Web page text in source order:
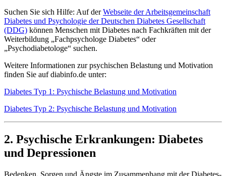
Suchen Sie sich Hilfe: Auf derWebseite der Arbeitsgemeinschaft
Diabetes und Psychologie der Deutschen Diabetes Gesellschaft
(DDG) können Menschen mit Diabetes nach Fachkräften mit der
Weiterbildung „Fachpsychologe Diabetes“ oder
„Psychodiabetologe“ suchen.
Weitere Informationen zur psychischen Belastung und Motivation
finden Sie auf diabinfo.de unter:
Diabetes Typ 1: Psychische Belastung und Motivation
Diabetes Typ 2: Psychische Belastung und Motivation
2. Psychische Erkrankungen: Diabetes
und Depressionen
Bedenken, Sorgen und Ängste im Zusammenhang mit der Diabetes-